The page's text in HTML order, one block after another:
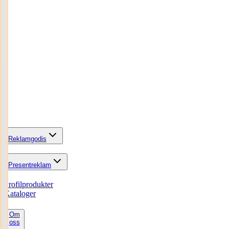
Reklamgodis
Presentreklam
Profilprodukter
Kataloger
Om
oss